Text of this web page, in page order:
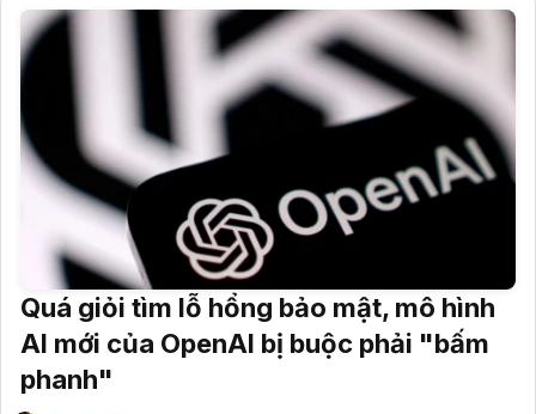
Quá giỏi tìm lỗ hổng bảo mật, mô hình
AI mới của OpenAI bị buộc phải "bấm
phanh"